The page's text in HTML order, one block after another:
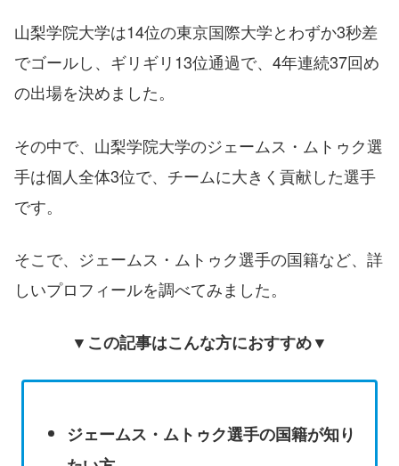
山梨学院大学は14位の東京国際大学とわずか3秒差
でゴールし、ギリギリ13位通過で、4年連続37回め
の出場を決めました。
その中で、山梨学院大学のジェームス・ムトゥク選
手は個人全体3位で、チームに大きく貢献した選手
です。
そこで、ジェームス・ムトゥク選手の国籍など、詳
しいプロフィールを調べてみました。
▼この記事はこんな方におすすめ▼
ジェームス・ムトゥク選手の国籍が知り